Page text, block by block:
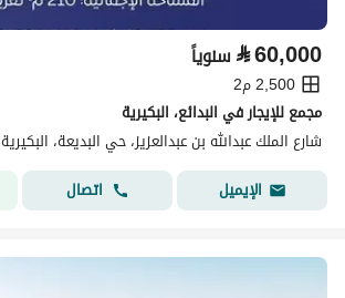
⃁60,000 سنوياً
2,500 م2
مجمع للإيجار في البدائع، البكيرية
شارع الملك عبدالله بن عبدالعزيز، حي البديعة، البكيرية
الإيميل
اتصال